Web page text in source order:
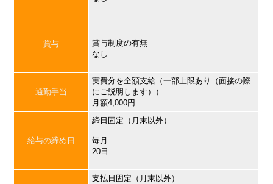
賞与
賞与制度の有無
なし
通勤手当
実費分を全額支給（一部上限あり（面接の際
にご説明します））
月額4,000円
給与の締め日
締日固定（月末以外）
毎月
20日
支払日固定（月末以外）